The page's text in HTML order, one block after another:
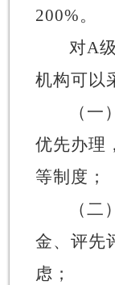
200%。
对A
机构可以
（
优先办理
等制度；
（
金、评先
虑；